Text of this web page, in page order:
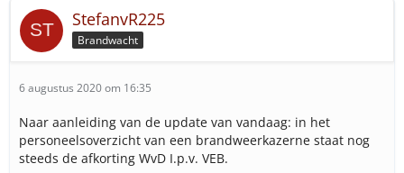
StefanvR225
Brandwacht
6 augustus 2020 om 16:35
Naar aanleiding van de update van vandaag: in het
personeelsoverzicht van een brandweerkazerne staat nog
steeds de afkorting WvD I.p.v. VEB.